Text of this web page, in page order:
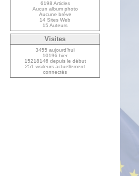
6198 Articles
Aucun album photo
Aucune brève
14 Sites Web
15 Auteurs
Visites
3455 aujourd’hui
10196 hier
15218146 depuis le début
251 visiteurs actuellement
connectés